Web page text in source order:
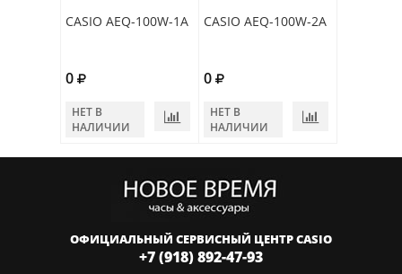
CASIO AEQ-100W-1A
0
НЕТ В
НАЛИЧИИ
CASIO AEQ-100W-2A
0
НЕТ В
НАЛИЧИИ
ОФИЦИАЛЬНЫЙ СЕРВИСНЫЙ ЦЕНТР CASIO
+7 (918) 892-47-93